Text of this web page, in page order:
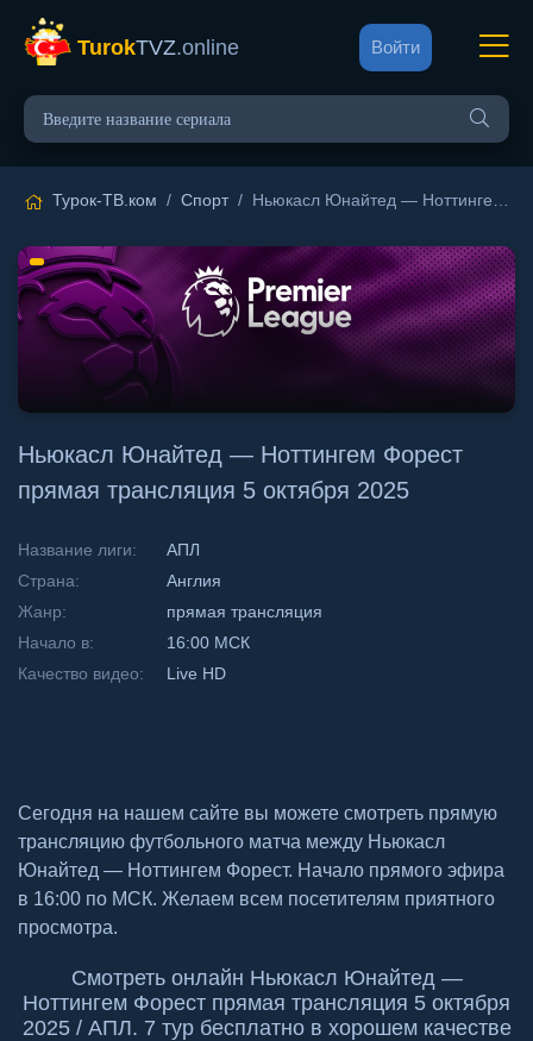
TurokTVZ.online Войти
Турок-ТВ.ком / Спорт/ Ньюкасл Юнайтед — Ноттингем Форест прямая трансляция 5 октября 2025
Ньюкасл Юнайтед — Ноттингем Форест
прямая трансляция 5 октября 2025
Название лиги:
АПЛ
Страна:
Англия
Жанр:
прямая трансляция
Начало в:
16:00 МСК
Качество видео:
Live HD
Сегодня на нашем сайте вы можете смотреть прямую
трансляцию футбольного матча между Ньюкасл
Юнайтед — Ноттингем Форест. Начало прямого эфира
в 16:00 по МСК. Желаем всем посетителям приятного
просмотра.
Смотреть онлайн Ньюкасл Юнайтед —
Ноттингем Форест прямая трансляция 5 октября
2025 / АПЛ. 7 тур бесплатно в хорошем качестве